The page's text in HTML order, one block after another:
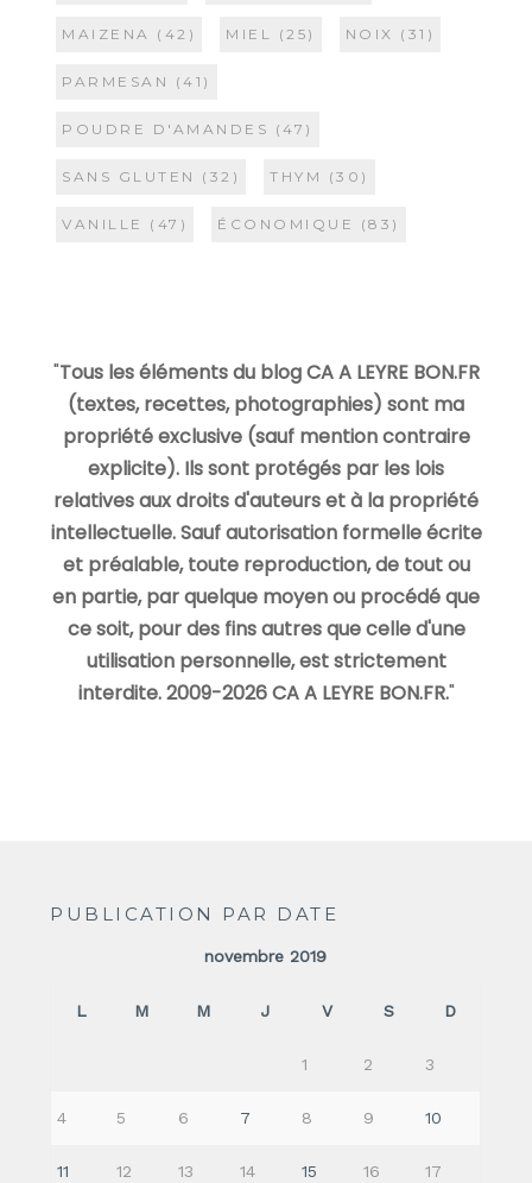
MAIZENA (42) MIEL (25) NOIX (31)
PARMESAN (41)
POUDRE D'AMANDES (47)
SANS GLUTEN (32) THYM (30)
VANILLE (47) ÉCONOMIQUE (83)
"Tous les éléments du blog CA A LEYRE BON.FR
(textes, recettes, photographies) sont ma
propriété exclusive (sauf mention contraire
explicite). Ils sont protégés par les lois
relatives aux droits d'auteurs et à la propriété
intellectuelle. Sauf autorisation formelle écrite
et préalable, toute reproduction, de tout ou
en partie, par quelque moyen ou procédé que
ce soit, pour des fins autres que celle d'une
utilisation personnelle, est strictement
interdite. 2009-2026 CA A LEYRE BON.FR."
PUBLICATION PAR DATE
novembre 2019
L M M J V S D
1 2 3
4 5 6 7 8 9 10
11 12 13 14 15 16 17